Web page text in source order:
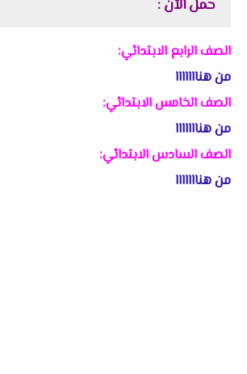
حمل الآن :
الصف الرابع الابتدائي:
من هنااااااا
الصف الخامس الابتدائي:
من هنااااااا
الصف السادس الابتدائي:
من هنااااااا